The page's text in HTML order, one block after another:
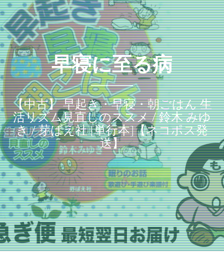
早寝に至る病
【中古】 早起き・早寝・朝ごはん 生
活リズム見直しのススメ / 鈴木 みゆ
き / 芽ばえ社 [単行本]【ネコポス発
送】